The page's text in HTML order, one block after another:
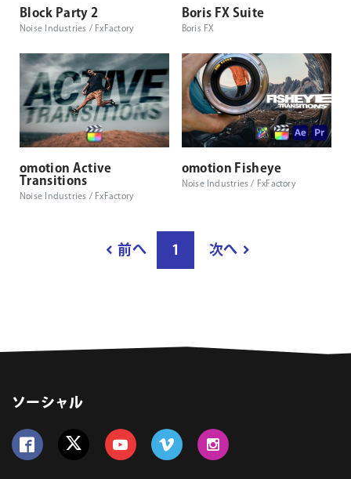
Block Party 2
Noise Industries / FxFactory
Boris FX Suite
Boris FX
omotion Active
Transitions
Noise Industries / FxFactory
omotion Fisheye
Noise Industries / FxFactory
数
前へ 1 次へ
ソーシャル